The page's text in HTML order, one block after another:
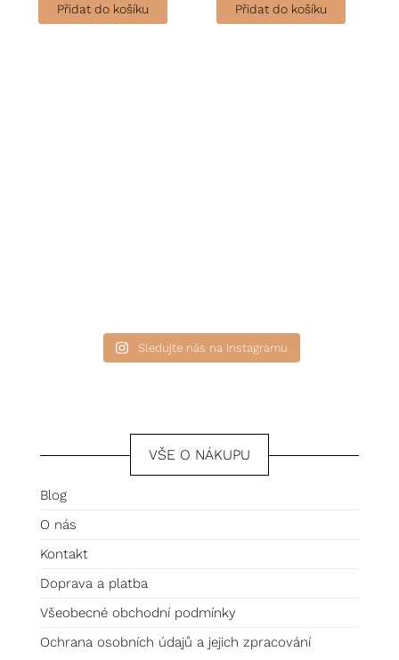
Přidat do košíku Přidat do košíku
Sledujte nás na Instagramu
VŠE O NÁKUPU
Blog
O nás
Kontakt
Doprava a platba
Všeobecné obchodní podmínky
Ochrana osobních údajů a jejich zpracování